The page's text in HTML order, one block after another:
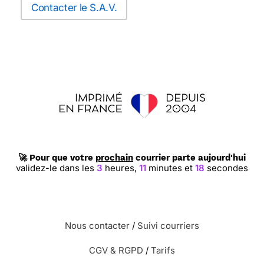
Contacter le S.A.V.
🚀 Pour que votre prochain courrier parte aujourd'hui
validez-le dans les3 heures,11 minutes et17 secondes
Nous contacter / Suivi courriers
CGV & RGPD / Tarifs